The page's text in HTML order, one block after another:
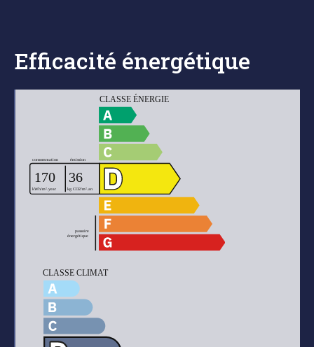
Efficacité énergétique